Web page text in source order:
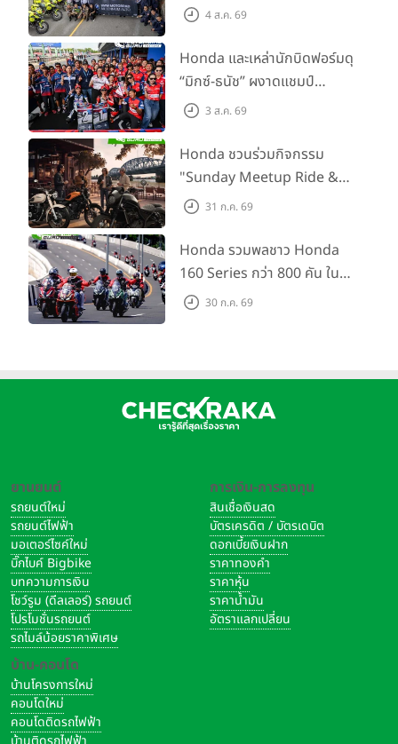
BMW R 1300 GS และ F 900
พร้อม ยกระดับทักษะการขับขี่
เสริมศักยภาพตำรวจจราจร
4 ส.ค. 69
Honda และเหล่านักบิดฟอร์มดุ
“มิกซ์-ธนัช” ผงาดแชมป์
SS600 2 สนามติด “ข้าวกล้อง”
สนาม 2
3 ส.ค. 69
Honda ชวนร่วมกิจกรรม
"Sunday Meetup Ride &
Soul" จิบกาแฟ พูดคุย แลก
กัน 16 ส.ค. นี้
31 ก.ค. 69
Honda รวมพลชาว Honda
160 Series กว่า 800 คัน ใน
งาน “THE ONE-SIXTI-ER ตัว
30 ก.ค. 69
ยานยนต์
รถยนต์ใหม่
รถยนต์ไฟฟ้า
มอเตอร์ไซค์ใหม่
บิ๊กไบค์ Bigbike
บทความการเงิน
โชว์รูม (ดีลเลอร์) รถยนต์
โปรโมชั่นรถยนต์
รถไมล์น้อยราคาพิเศษ
บ้าน-คอนโด
บ้านโครงการใหม่
คอนโดใหม่
คอนโดติดรถไฟฟ้า
การเงิน-การลงทุน
สินเชื่อเงินสด
บัตรเครดิต / บัตรเดบิต
ดอกเบี้ยเงินฝาก
ราคาทองคำ
ราคาหุ้น
ราคาน้ำมัน
อัตราแลกเปลี่ยน